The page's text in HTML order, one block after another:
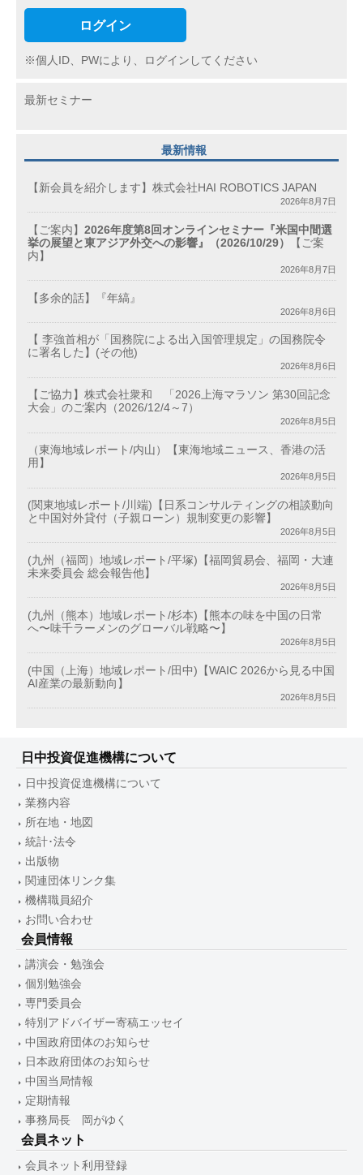
ログイン
※個人ID、PWにより、ログインしてください
最新セミナー
最新情報
【新会員を紹介します】株式会社HAI ROBOTICS JAPAN
2026年8月7日
【ご案内】 2026年度第8回オンラインセミナー『米国中間選
挙の展望と東アジア外交への影響』（2026/10/29）
【ご案
内】
2026年8月7日
【多余的話】『年縞』
2026年8月6日
【 李強首相が「国務院による出入国管理規定」の国務院令
に署名した】(その他)
2026年8月6日
【ご協力】株式会社衆和 「2026上海マラソン 第30回記念
大会」のご案内（2026/12/4～7）
2026年8月5日
（東海地域レポート/内山）【東海地域ニュース、香港の活
用】
2026年8月5日
(関東地域レポート/川端)【日系コンサルティングの相談動向
と中国対外貸付（子親ローン）規制変更の影響】
2026年8月5日
(九州（福岡）地域レポート/平塚)【福岡貿易会、福岡・大連
未来委員会 総会報告他】
2026年8月5日
(九州（熊本）地域レポート/杉本)【熊本の味を中国の日常
へ〜味千ラーメンのグローバル戦略〜】
2026年8月5日
(中国（上海）地域レポート/田中)【WAIC 2026から見る中国
AI産業の最新動向】
2026年8月5日
日中投資促進機構について
日中投資促進機構について
業務内容
所在地・地図
統計･法令
出版物
関連団体リンク集
機構職員紹介
お問い合わせ
会員情報
講演会・勉強会
個別勉強会
専門委員会
特別アドバイザー寄稿エッセイ
中国政府団体のお知らせ
日本政府団体のお知らせ
中国当局情報
定期情報
事務局長 岡がゆく
会員ネット
会員ネット利用登録